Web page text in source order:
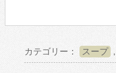
カテゴリー： スープ ,